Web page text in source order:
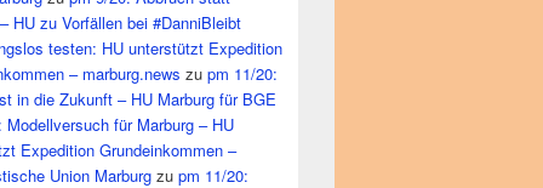
HU zu Vorfällen bei #DanniBleibt
testen: HU unterstützt Expedition
– marburg.news zu pm 11/20:
in die Zukunft – HU Marburg für BGE
Modellversuch für Marburg – HU
Expedition Grundeinkommen –
Union Marburg zu pm 11/20: